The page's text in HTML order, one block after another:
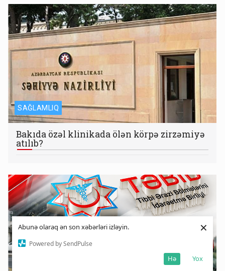
Abunə olaraq ən son xəbərləri izləyin.
Powered by SendPulse
Yox
Hə
×
SAĞLAMLIQ
Bakıda özəl klinikada ölən körpə zirzəmiyə
atılıb?